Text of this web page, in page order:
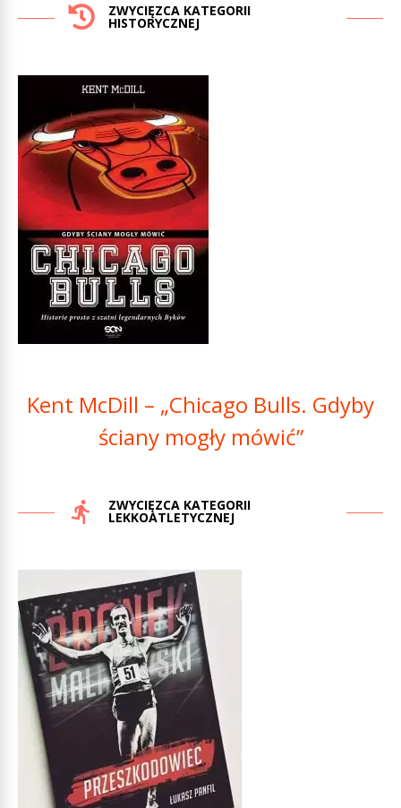
ZWYCIĘZCA KATEGORII
HISTORYCZNEJ
Kent McDill – „Chicago Bulls. Gdyby
ściany mogły mówić”
ZWYCIĘZCA KATEGORII
LEKKOATLETYCZNEJ